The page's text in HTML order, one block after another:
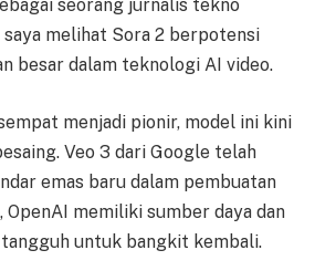
seorang jurnalis tekno
saya melihat Sora 2 berpotensi
besar dalam teknologi AI video.
menjadi pionir, model ini kini
Veo 3 dari Google telah
emas baru dalam pembuatan
OpenAI memiliki sumber daya dan
untuk bangkit kembali.